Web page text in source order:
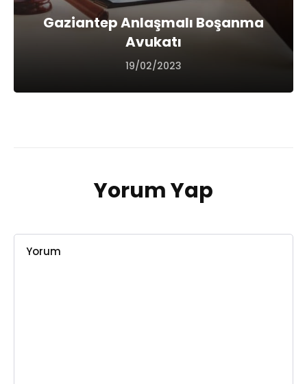
Gaziantep Anlaşmalı Boşanma
Avukatı
19/02/2023
Yorum Yap